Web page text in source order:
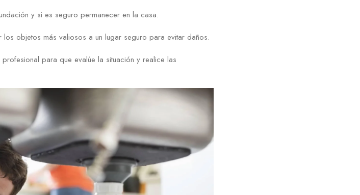
y si es seguro permanecer en la casa.
los objetos más valiosos a un lugar seguro para evitar daños.
profesional para que evalúe la situación y realice las